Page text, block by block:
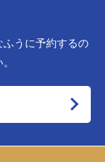
ふうに予約するの